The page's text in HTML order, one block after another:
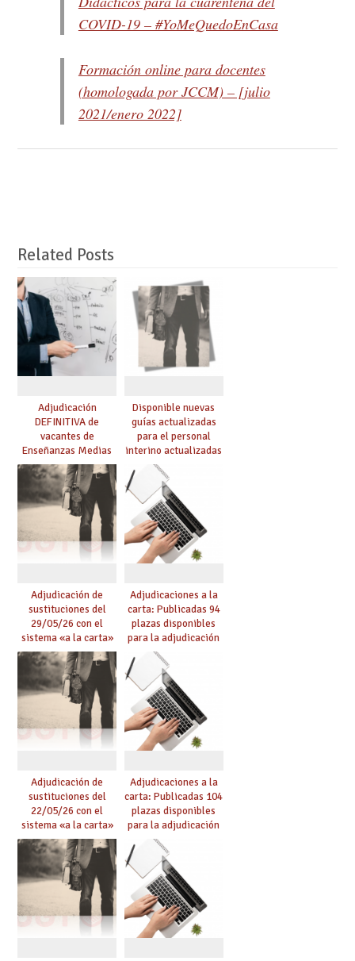
COVID-19 – #YoMeQuedoEnCasa
Formación online para docentes
(homologada por JCCM) – [julio
2021/enero 2022]
Related Posts
Adjudicación
DEFINITIVA de
vacantes de
Enseñanzas Medias
para el curso 26-27
Disponible nuevas
guías actualizadas
para el personal
interino actualizadas
para el curso 26/27
Adjudicación de
sustituciones del
29/05/26 con el
sistema «a la carta»
conseguido con el
Acuerdo de Mejoras
Adjudicaciones a la
carta: Publicadas 94
plazas disponibles
para la adjudicación
de mañana y abierto
plazo de solicitudes
Adjudicación de
sustituciones del
22/05/26 con el
sistema «a la carta»
conseguido con el
Acuerdo de Mejoras
Adjudicaciones a la
carta: Publicadas 104
plazas disponibles
para la adjudicación
de mañana y abierto
plazo de solicitudes